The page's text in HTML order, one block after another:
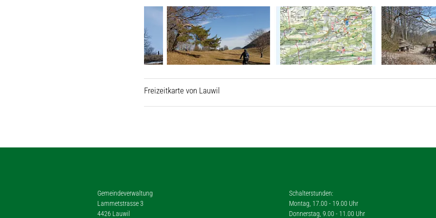
Freizeitkarte von Lauwil
Gemeindeverwaltung
Lammetstrasse 3
4426 Lauwil
Schalterstunden:
Montag, 17.00 - 19.00 Uhr
Donnerstag, 9.00 - 11.00 Uhr